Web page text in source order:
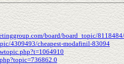
board/board_topic/
4309493/cheapest-modafinil-83094